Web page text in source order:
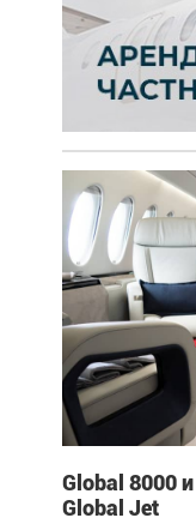
Global 8000
Global Jet